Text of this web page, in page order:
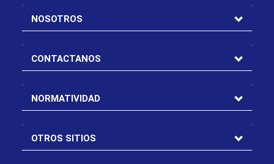
NOSOTROS
CONTACTANOS
NORMATIVIDAD
OTROS SITIOS